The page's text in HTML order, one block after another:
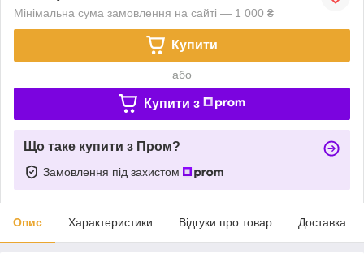
Мінімальна сума замовлення на сайті — 1 000 ₴
Купити
або
Купити з
Що таке купити з Пром?
Замовлення під захистом
Опис Характеристики Відгуки про товар Доставка